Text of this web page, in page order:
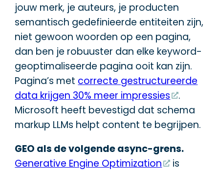
jouw merk, je auteurs, je producten
semantisch gedefinieerde entiteiten zijn,
niet gewoon woorden op een pagina,
dan ben je robuuster dan elke keyword-
geoptimaliseerde pagina ooit kan zijn.
Pagina’s met correcte gestructureerde
data krijgen 30% meer impressies
.
Microsoft heeft bevestigd dat schema
markup LLMs helpt content te begrijpen.
GEO als de volgende async-grens.
Generative Engine Optimization
is